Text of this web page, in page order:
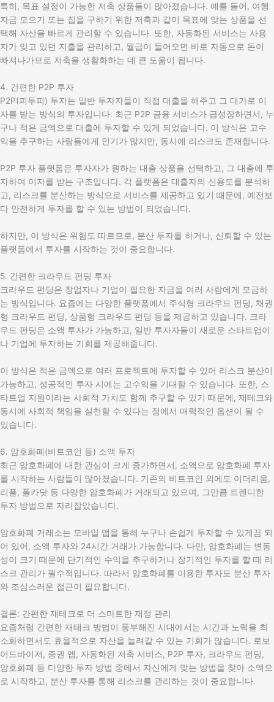
특히, 목표 설정이 가능한 저축 상품들이 많아졌습니다. 예를 들어, 여행
자금 모으기 또는 집을 구하기 위한 저축과 같이 목표에 맞는 상품을 선
택해 자산을 빠르게 관리할 수 있습니다. 또한, 자동화된 서비스는 사용
자가 잊고 있던 지출을 관리하고, 월급이 들어오면 바로 자동으로 돈이
빠져나가므로 저축을 생활화하는 데 큰 도움이 됩니다.
4. 간편한 P2P 투자
P2P(피투피) 투자는 일반 투자자들이 직접 대출을 해주고 그 대가로 이
자를 받는 방식의 투자입니다. 최근 P2P 금융 서비스가 급성장하면서, 누
구나 적은 금액으로 대출에 투자할 수 있게 되었습니다. 이 방식은 고수
익을 추구하는 사람들에게 인기가 많지만, 동시에 리스크도 존재합니다.
P2P 투자 플랫폼은 투자자가 원하는 대출 상품을 선택하고, 그 대출에 투
자하여 이자를 받는 구조입니다. 각 플랫폼은 대출자의 신용도를 분석하
고, 리스크를 분산하는 방식으로 서비스를 제공하고 있기 때문에, 예전보
다 안전하게 투자를 할 수 있는 방법이 되었습니다.
하지만, 이 방식은 위험도 따르므로, 분산 투자를 하거나, 신뢰할 수 있는
플랫폼에서 투자를 시작하는 것이 중요합니다.
5. 간편한 크라우드 펀딩 투자
크라우드 펀딩은 창업자나 기업이 필요한 자금을 여러 사람에게 모금하
는 방식입니다. 요즘에는 다양한 플랫폼에서 주식형 크라우드 펀딩, 채권
형 크라우드 펀딩, 상품형 크라우드 펀딩 등을 제공하고 있습니다. 크라
우드 펀딩은 소액 투자가 가능하고, 일반 투자자들이 새로운 스타트업이
나 기업에 투자하는 기회를 제공해줍니다.
이 방식은 적은 금액으로 여러 프로젝트에 투자할 수 있어 리스크 분산이
가능하고, 성공적인 투자 시에는 고수익을 기대할 수 있습니다. 또한, 스
타트업 지원이라는 사회적 가치도 함께 추구할 수 있기 때문에, 재테크와
동시에 사회적 책임을 실천할 수 있다는 점에서 매력적인 옵션이 될 수
있습니다.
6. 암호화폐(비트코인 등) 소액 투자
최근 암호화폐에 대한 관심이 크게 증가하면서, 소액으로 암호화폐 투자
를 시작하는 사람들이 많아졌습니다. 기존의 비트코인 외에도 이더리움,
리플, 폴카닷 등 다양한 암호화폐가 거래되고 있으며, 그만큼 트렌디한
투자 방법으로 자리잡았습니다.
암호화폐 거래소는 모바일 앱을 통해 누구나 손쉽게 투자할 수 있게끔 되
어 있어, 소액 투자와 24시간 거래가 가능합니다. 다만, 암호화폐는 변동
성이 크기 때문에 단기적인 수익을 추구하거나 장기적인 투자를 할 때 리
스크 관리가 필수적입니다. 따라서 암호화폐를 이용한 투자도 분산 투자
와 조심스러운 접근이 필요합니다.
결론: 간편한 재테크로 더 스마트한 재정 관리
요즘처럼 간편한 재테크 방법이 풍부해진 시대에서는 시간과 노력을 최
소화하면서도 효율적으로 자산을 늘려갈 수 있는 기회가 많습니다. 로보
어드바이저, 증권 앱, 자동화된 저축 서비스, P2P 투자, 크라우드 펀딩,
암호화폐 등 다양한 투자 방법 중에서 자신에게 맞는 방법을 찾아 소액으
로 시작하고, 분산 투자를 통해 리스크를 관리하는 것이 중요합니다.